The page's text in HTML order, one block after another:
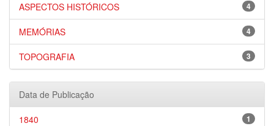
4
ASPECTOS HISTÓRICOS
4
MEMÓRIAS
3
TOPOGRAFIA
Data de Publicação
1
1840